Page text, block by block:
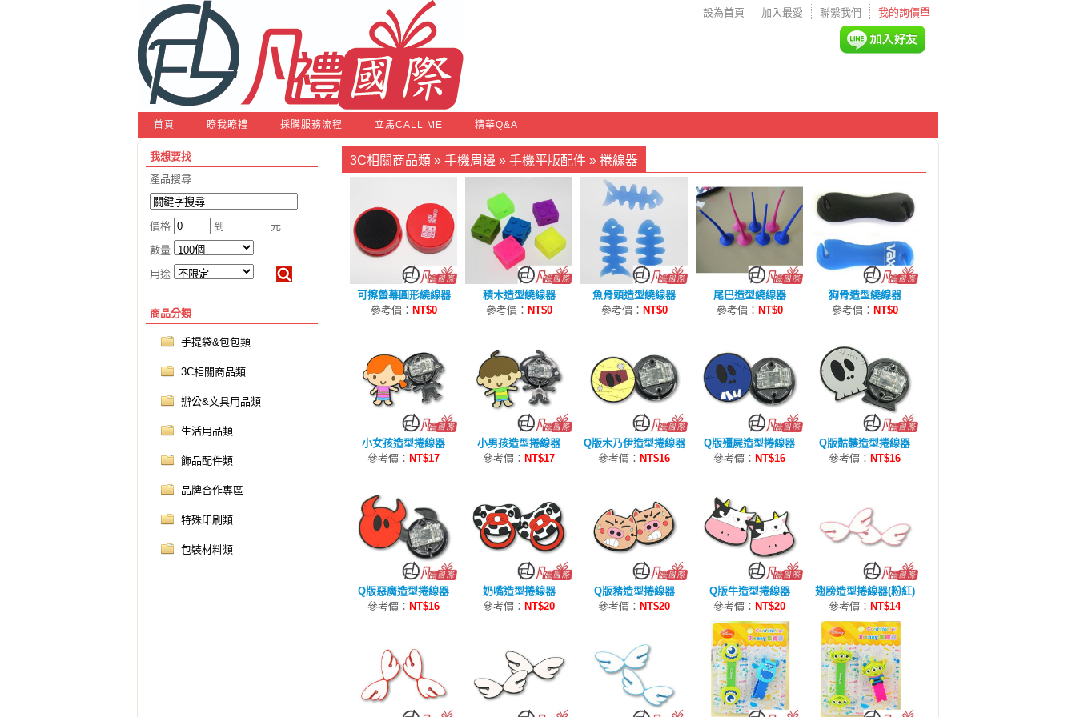
設為首頁 加入最愛 聯繫我們 我的詢價單
首頁 瞭我瞭禮 採購服務流程 立馬CALL ME 精華Q&A
我想要找
產品搜尋
價格 到
元
數量
用途
商品分類
手提袋&包包類
3C相關商品類
辦公&文具用品類
生活用品類
飾品配件類
品牌合作專區
特殊印刷類
包裝材料類
3C相關商品類 » 手機周邊 » 手機平版配件 » 捲線器
可擦螢幕圓形繞線器
參考價： NT$0
積木造型繞線器
參考價： NT$0
魚骨頭造型繞線器
參考價： NT$0
尾巴造型繞線器
參考價： NT$0
狗骨造型繞線器
參考價： NT$0
小女孩造型捲線器
參考價： NT$17
小男孩造型捲線器
參考價： NT$17
Q版木乃伊造型捲線器
參考價： NT$16
Q版殭屍造型捲線器
參考價： NT$16
Q版骷髏造型捲線器
參考價： NT$16
Q版惡魔造型捲線器
參考價： NT$16
奶嘴造型捲線器
參考價： NT$20
Q版豬造型捲線器
參考價： NT$20
Q版牛造型捲線器
參考價： NT$20
翅膀造型捲線器(粉紅)
參考價： NT$14